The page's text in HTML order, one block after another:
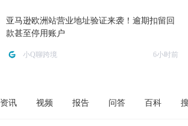
亚马逊欧洲站营业地址验证来袭！逾期扣留回
款甚至停用账户
小Q聊跨境 6小时前
资讯 视频 报告 问答 百科